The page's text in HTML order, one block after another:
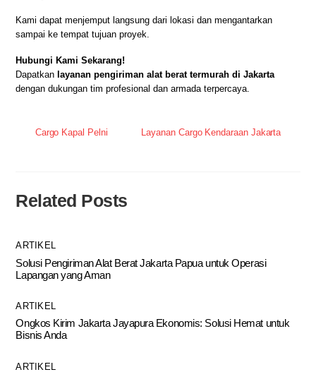
Kami dapat menjemput langsung dari lokasi dan mengantarkan
sampai ke tempat tujuan proyek.
Hubungi Kami Sekarang!
Dapatkan layanan pengiriman alat berat termurah di Jakarta
dengan dukungan tim profesional dan armada terpercaya.
Cargo Kapal Pelni Layanan Cargo Kendaraan Jakarta
Related Posts
ARTIKEL
Solusi Pengiriman Alat Berat Jakarta Papua untuk Operasi
Lapangan yang Aman
ARTIKEL
Ongkos Kirim Jakarta Jayapura Ekonomis: Solusi Hemat untuk
Bisnis Anda
ARTIKEL